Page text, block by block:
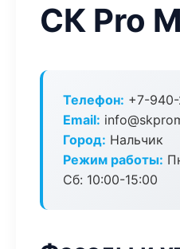
СК Pro
Телефон: +7-
Email:
Город: Нальчик
Режим работы:
Сб: 10:00-15:00